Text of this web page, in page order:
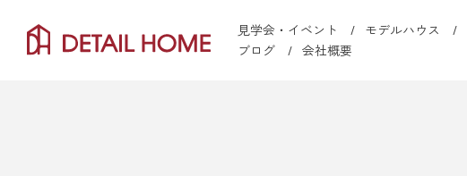
見学会・イベント モデルハウス
ブログ
会社概要